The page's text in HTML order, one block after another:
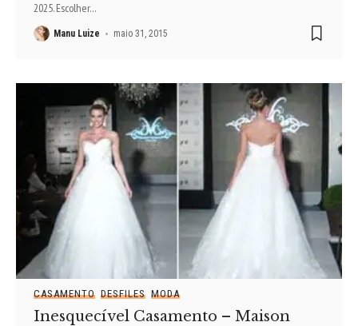
2025. Escolher…
Manu Luize maio 31, 2015
CASAMENTO DESFILES MODA
Inesquecível Casamento – Maison